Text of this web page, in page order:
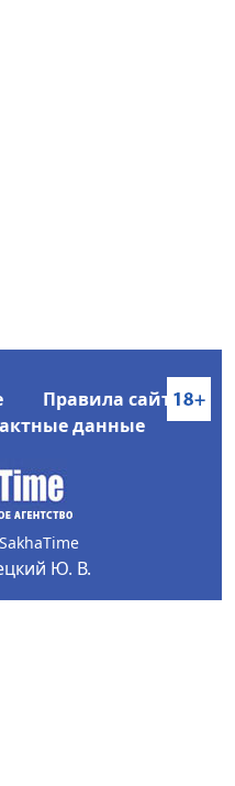
Правила сайта
данные
Ю. В.